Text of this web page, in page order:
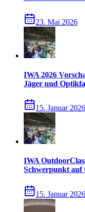
23. Mai 2026
IWA 2026
Jäger und
15. Januar 2026
IWA
Schwerpunkt auf
15. Januar 2026